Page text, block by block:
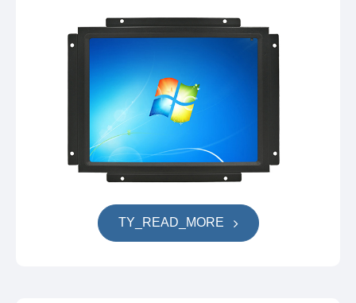
TY_READ_MORE